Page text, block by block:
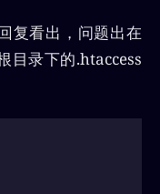
复看出，问题出在
目录下的.htaccess